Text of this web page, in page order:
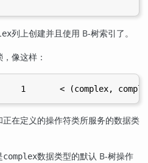
列上创建并且使用 B-树索引了。
像这样：
在定义的操作符类所服务的数据类
complex数据类型的默认 B-树操作